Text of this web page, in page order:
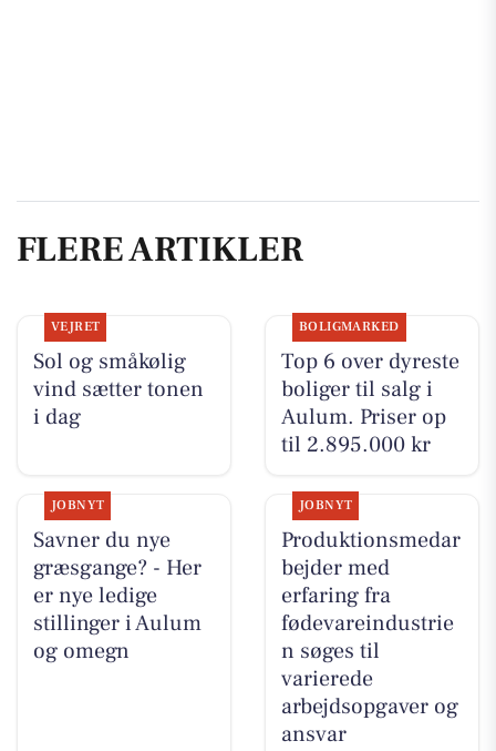
FLERE ARTIKLER
VEJRET
Sol og småkølig
vind sætter tonen
i dag
BOLIGMARKED
Top 6 over dyreste
boliger til salg i
Aulum. Priser op
til 2.895.000 kr
JOBNYT
Savner du nye
græsgange? - Her
er nye ledige
stillinger i Aulum
og omegn
JOBNYT
Produktionsmedar
bejder med
erfaring fra
fødevareindustrie
n søges til
varierede
arbejdsopgaver og
ansvar